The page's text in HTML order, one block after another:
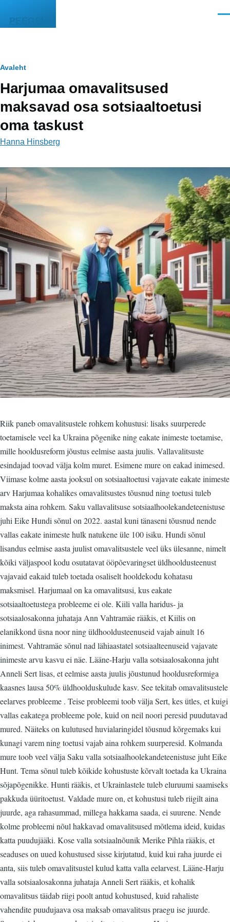
PEEGEL
Leivapuru
Avaleht
Harjumaa omavalitsused
maksavad osa sotsiaaltoetusi
oma taskust
Hanna Hinsberg
Image
Riik paneb omavalitsustele rohkem kohustusi: lisaks suurperede
toetamisele veel ka Ukraina põgenike ning eakate inimeste toetamise,
mille hooldusreform jõustus eelmise aasta juulis. Vallavalitsuste
esindajad toovad välja kolm muret. Esimene mure on eakad inimesed.
Viimase kolme aasta jooksul on sotsiaaltoetusi vajavate eakate inimeste
arv Harjumaa kohalikes omavalitsustes tõusnud ning toetusi tuleb
maksta aina rohkem. Saku vallavalitsuse sotsiaalhoolekandeteenistuse
juhi Eike Hundi sõnul on 2022. aastal kuni tänaseni tõusnud nende
vallas eakate inimeste hulk natukene üle 100 isiku. Hundi sõnul
lisandus eelmise aasta juulist omavalitsustele veel üks ülesanne, nimelt
kõiki väljaspool kodu osutatavat ööpõevaringset üldhooldusteenust
vajavaid eakaid tuleb toetada osaliselt hooldekodu kohatasu
maksmisel. Harjumaal on ka omavalitsusi, kus eakate
sotsiaaltoetustega probleeme ei ole. Kiili valla haridus- ja
sotsiaalosakonna juhataja Ann Vahtramäe rääkis, et Kiilis on
elanikkond üsna noor ning üldhooldusteenuseid vajab ainult 16
inimest. Vahtramäe sõnul nad lähiaastatel sotsiaalteenuseid vajavate
inimeste arvu kasvu ei näe. Lääne-Harju valla sotsiaalosakonna juht
Anneli Sert lisas, et eelmise aasta juulis jõustunud hooldusreformiga
kaasnes lausa 50% üldhoolduskulude kasv. See tekitab omavalitsustele
eelarves probleeme . Teise probleemi toob välja Sert, kes ütles, et kuigi
vallas eakatega probleeme pole, kuid on neil noori peresid puudutavad
mured. Näiteks on kulutused huvialaringidel tõusnud kõrgemaks kui
kunagi varem ning toetusi vajab aina rohkem suurperesid. Kolmanda
mure toob veel välja Saku valla sotsiaalhoolekandeteenistuse juht Eike
Hunt. Tema sõnul tuleb kõikide kohustuste kõrvalt toetada ka Ukraina
sõjapõgenikke. Hunti rääkis, et Ukrainlastele tuleb eluruumi saamiseks
pakkuda üüritoetust. Valdade mure on, et kohustusi tuleb riigilt aina
juurde, aga rahasummad, millega hakkama saada, ei suurene. Nende
kolme probleemi nõul hakkavad omavalitsused mõtlema ideid, kuidas
katta puudujääki. Kose valla sotsiaalnõunik Merike Pihla rääkis, et
seaduses on uued kohustused sisse kirjutatud, kuid kui raha juurde ei
anta, siis tuleb omavalitsustel kulud katta valla eelarvest. Lääne-Harju
valla sotsiaalosakonna juhataja Anneli Sert rääkis, et kohalik
omavalitsus täidab riigi poolt antud kohustused, kuid rahaliste
vahendite puudujaava osa maksab omavalitsus praegu ise juurde.